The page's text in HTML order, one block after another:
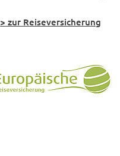
> zur Reiseversicherung